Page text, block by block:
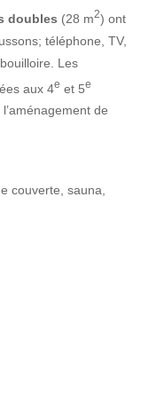
doubles (28 m2) ont
téléphone, TV,
Les
aux 4e et 5e
de
couverte, sauna,